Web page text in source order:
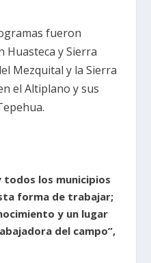
fueron
Huasteca y Sierra
Mezquital y la Sierra
el Altiplano y sus
todos los municipios
forma de trabajar;
y un lugar
del campo”,